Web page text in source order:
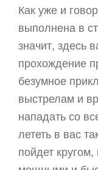
Как уже и
выполнена в
значит, здесь
прохождение
безумное
выстрелам и
нападать со
лететь в вас
пойдет